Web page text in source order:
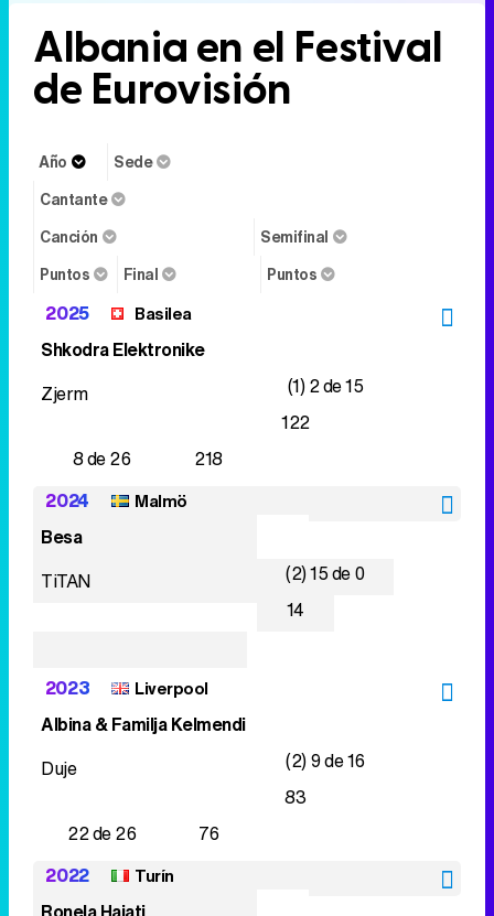
Albania en el Festival
de Eurovisión
Año
Sede
Cantante
Canción
Semifinal
Puntos
Final Puntos
2025 Basilea
Shkodra Elektronike
Zjerm
(1) 2 de 15
122
8 de 26
218
2024
Malmö
Besa
TiTAN
(2) 15 de 0
14
2023 Liverpool
Albina & Familja Kelmendi
Duje
(2) 9 de 16
83
22 de 26
76
2022
Turín